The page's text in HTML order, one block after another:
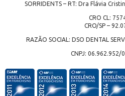
SORRIDENTS – RT: Dra Flávia
CRO CL:
CRO/SP –
RAZÃO SOCIAL: DSO DENTAL
CNPJ: 06.962.952/